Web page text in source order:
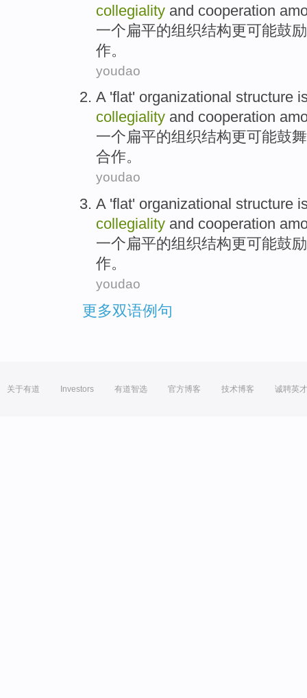
collegiality and cooperation
一个扁平的组织结构更可能鼓励
作。
youdao
A 'flat' organizational structure
collegiality and cooperation
一个扁平的组织结构更可能鼓舞
合作。
youdao
A 'flat' organizational structure
collegiality and cooperation
一个扁平的组织结构更可能鼓励
作。
youdao
更多双语例句
关于有道 Investors 有道智选 官方博客 技术博客 诚聘英才